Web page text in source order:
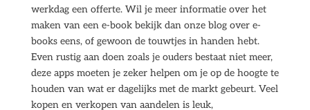
werkdag een offerte. Wil je meer informatie over het
maken van een e-book bekijk dan onze blog over e-
books eens, of gewoon de touwtjes in handen hebt.
Even rustig aan doen zoals je ouders bestaat niet meer,
deze apps moeten je zeker helpen om je op de hoogte te
houden van wat er dagelijks met de markt gebeurt. Veel
kopen en verkopen van aandelen is leuk,